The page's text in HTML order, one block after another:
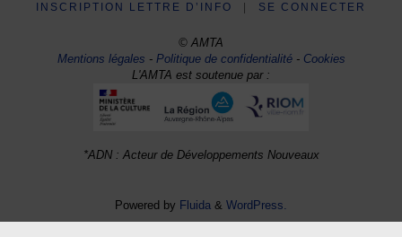
INSCRIPTION LETTRE D’INFO SE CONNECTER
© AMTA
Mentions légales -Politique de confidentialité- Cookies
L'AMTA est soutenue par :
*ADN : Acteur de Développements Nouveaux
Powered by Fluida & WordPress.